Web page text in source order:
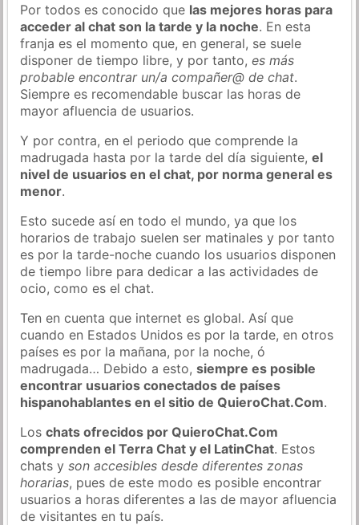
Por todos es conocido que las mejores horas para
acceder al chat son la tarde y la noche. En esta
franja es el momento que, en general, se suele
disponer de tiempo libre, y por tanto,es más
probable encontrar un/a compañer@ de chat.
Siempre es recomendable buscar las horas de
mayor afluencia de usuarios.
Y por contra, en el periodo que comprende la
madrugada hasta por la tarde del día siguiente,el
nivel de usuarios en el chat, por norma general es
menor.
Esto sucede así en todo el mundo, ya que los
horarios de trabajo suelen ser matinales y por tanto
es por la tarde-noche cuando los usuarios disponen
de tiempo libre para dedicar a las actividades de
ocio, como es el chat.
Ten en cuenta que internet es global. Así que
cuando en Estados Unidos es por la tarde, en otros
países es por la mañana, por la noche, ó
madrugada… Debido a esto,siempre es posible
encontrar usuarios conectados de países
hispanohablantes en el sitio de QuieroChat.Com.
Loschats ofrecidos por QuieroChat.Com
comprenden el Terra Chat y el LatinChat. Estos
chats yson accesibles desde diferentes zonas
horarias, pues de este modo es posible encontrar
usuarios a horas diferentes a las de mayor afluencia
de visitantes en tu país.